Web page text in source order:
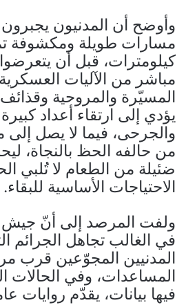
وأوضح أن المدنيون
مسارات طويلة ومكشوفة
كيلومترات، قبل أن يتعرضوا
مباشر من الآليات
المسيّرة والمروحية وقذائف
يؤدي إلى ارتقاء أعداد
والجرحى، فيما لا يصل إلى
من حالفه الحظ بالنجاة،
ضئيلة من الطعام لا تُلبي
الاحتياجات الأساسية للبقاء.
ولفت المرصد إلى أنّ جيش
في الغالب تجاهل الجرائم
المدنيين المجوّعين قرب
المساعدات، وفي الحالات
فيها بيانات، يقدّم روايات